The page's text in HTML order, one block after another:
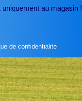
uniquement au magasin !
de confidentialité